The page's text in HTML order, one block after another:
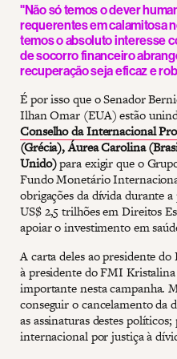
"Não só temos o dever
requerentes em calamitosa
temos o absoluto interesse
de socorro financeiro
recuperação seja eficaz e
É por isso que o Senador
Ilhan Omar (EUA) estão
Conselho da Internacional
(Grécia), Áurea Carolina
Unido)para exigir que o
Fundo Monetário
obrigações da dívida durante
US$ 2,5 trilhões em Direitos
apoiar o investimento em
A carta deles ao presidente
à presidente do FMI
importante nesta campanha.
conseguir o cancelamento da
as assinaturas destes
internacional por justiça à